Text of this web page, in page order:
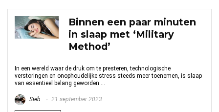
Binnen een paar minuten
in slaap met ‘Military
Method’
In een wereld waar de druk om te presteren, technologische
verstoringen en onophoudelijke stress steeds meer toenemen, is slaap
van essentieel belang geworden ...
Sieb 21 september 2023